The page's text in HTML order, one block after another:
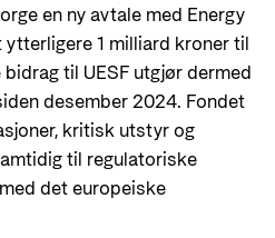
en ny avtale med Energy
1 milliard kroner til
til UESF utgjør dermed
desember 2024. Fondet
kritisk utstyr og
til regulatoriske
det europeiske